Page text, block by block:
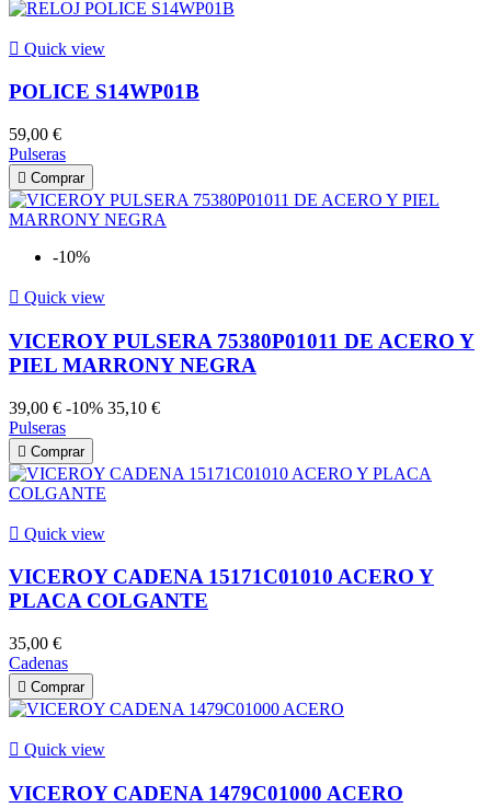
 Quick view
POLICE S14WP01B
59,00 €
Pulseras
 Comprar
-10%
 Quick view
VICEROY PULSERA 75380P01011 DE ACERO Y
PIEL MARRONY NEGRA
39,00 € -10% 35,10 €
Pulseras
 Comprar
 Quick view
VICEROY CADENA 15171C01010 ACERO Y
PLACA COLGANTE
35,00 €
Cadenas
 Comprar
 Quick view
VICEROY CADENA 1479C01000 ACERO